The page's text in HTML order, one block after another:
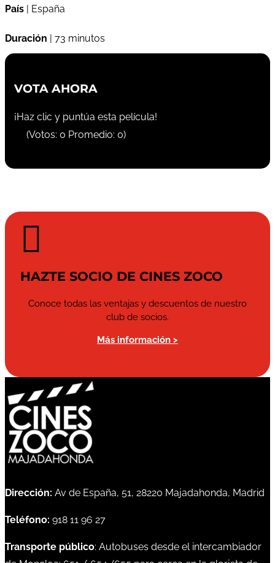
País | España
Duración | 73 minutos
VOTA AHORA
¡Haz clic y puntúa esta película!
(Votos: 0 Promedio: 0)

HAZTE SOCIO DE CINES ZOCO
Conoce todas las ventajas y descuentos de nuestro
club de socios.
Más información >
Dirección: Av de España, 51, 28220 Majadahonda, Madrid
Teléfono: 918 11 96 27
Transporte público: Autobuses desde el intercambiador